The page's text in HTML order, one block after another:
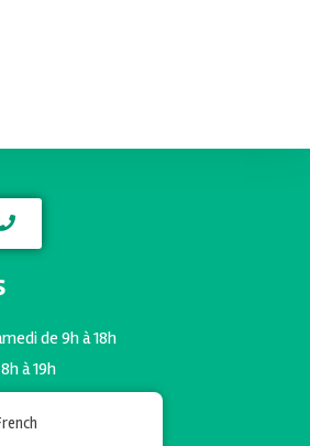
de 9h à 18h
à 19h